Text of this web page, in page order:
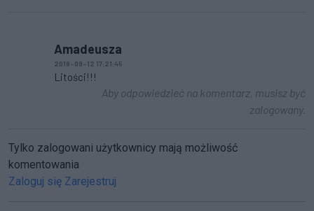
Amadeusza
2018-09-12 17:21:45
Litości!!!
Aby odpowiedzieć na komentarz, musisz być
zalogowany.
Tylko zalogowani użytkownicy mają możliwość
komentowania
Zaloguj się Zarejestruj